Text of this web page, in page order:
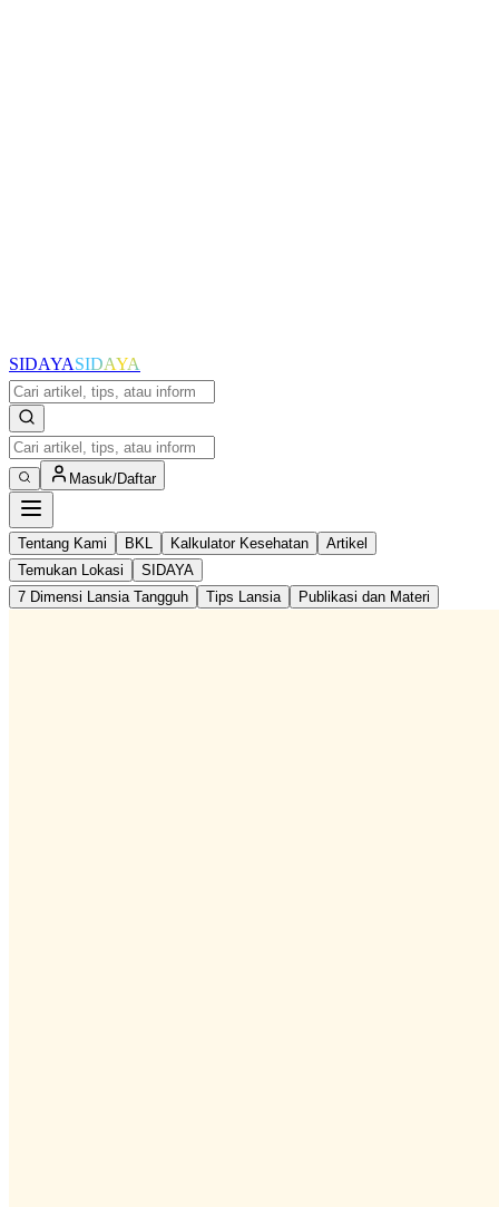
SIDAYASIDAYA
Masuk/Daftar
Tentang Kami BKL Kalkulator Kesehatan
Artikel
Temukan Lokasi
SIDAYA
7 Dimensi Lansia Tangguh
Tips Lansia Publikasi dan Materi